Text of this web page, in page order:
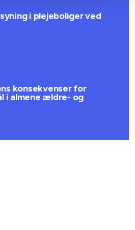
i plejeboliger ved
konsekvenser for
i almene ældre- og